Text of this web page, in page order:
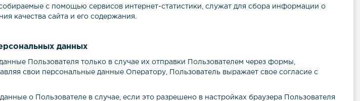
с помощью сервисов интернет-статистики, служат для сбора информации о
качества сайта и его содержания.
данных
Пользователя только в случае их отправки Пользователем через формы,
свои персональные данные Оператору, Пользователь выражает свое согласие с
о Пользователе в случае, если это разрешено в настройках браузера Пользователя